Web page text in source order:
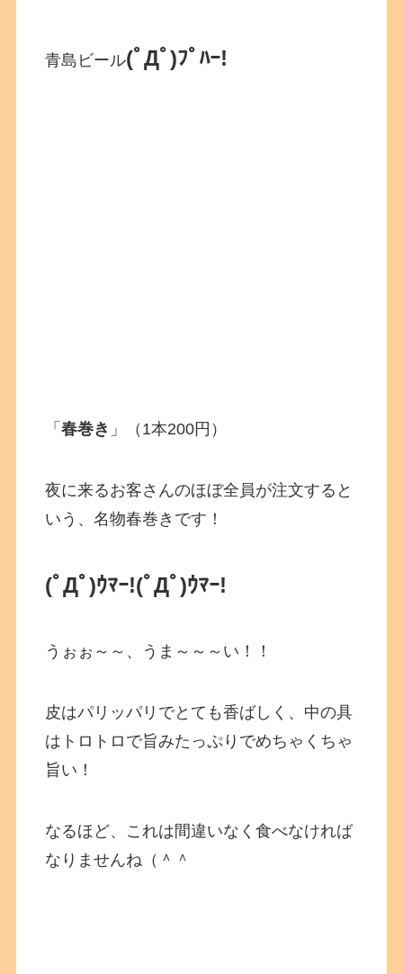
青島ビール(ﾟДﾟ)ﾌﾟﾊｰ!
「春巻き 」（1本200円）
夜に来るお客さんのほぼ全員が注文すると
いう、名物春巻きです！
(ﾟДﾟ)ｳﾏｰ!(ﾟДﾟ)ｳﾏｰ!
うぉぉ～～、うま～～～い！！
皮はパリッパリでとても香ばしく、中の具
はトロトロで旨みたっぷりでめちゃくちゃ
旨い！
なるほど、これは間違いなく食べなければ
なりませんね（＾＾